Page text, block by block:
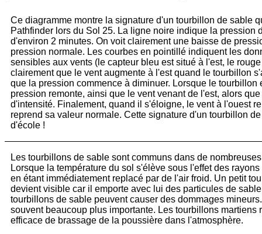
Ce diagramme montre la signature d'un tourbillon de sable
Pathfinder lors du Sol 25. La ligne noire indique la pression
d'environ 2 minutes. On voit clairement une baisse de
pression normale. Les courbes en pointillé indiquent les
sensibles aux vents (le capteur bleu est situé à l'est, le
clairement que le vent augmente à l'est quand le tourbillon
que la pression commence à diminuer. Lorsque le tourbillon
pression remonte, ainsi que le vent venant de l'est, alors
d'intensité. Finalement, quand il s'éloigne, le vent à l'ouest
reprend sa valeur normale. Cette signature d'un tourbillon
d'école !
Les tourbillons de sable sont communs dans de
Lorsque la température du sol s'élève sous l'effet des
en étant immédiatement replacé par de l'air froid. Un petit
devient visible car il emporte avec lui des particules de
tourbillons de sable peuvent causer des dommages
souvent beaucoup plus importante. Les tourbillons martiens
efficace de brassage de la poussière dans l'atmosphère.